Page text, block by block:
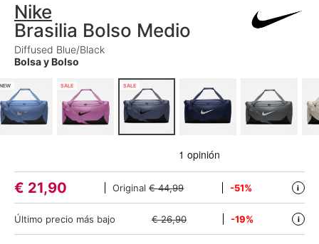
Nike
Brasilia Bolso Medio
Diffused Blue/Black
Bolsa y Bolso
NEW SALE SALE
€ 21,90 Original€ 44,99 -51% i
Último precio más bajo € 26,90 -19% i